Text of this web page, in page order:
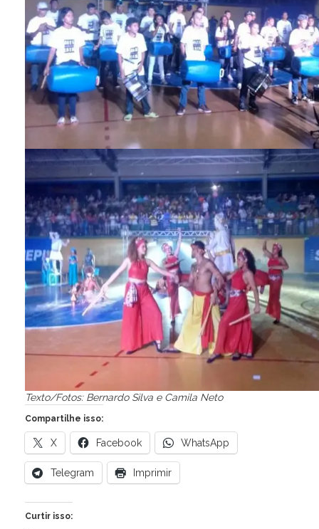
Texto/Fotos: Bernardo Silva e Camila Neto
Compartilhe isso:
X Facebook WhatsApp
Telegram Imprimir
Curtir isso: